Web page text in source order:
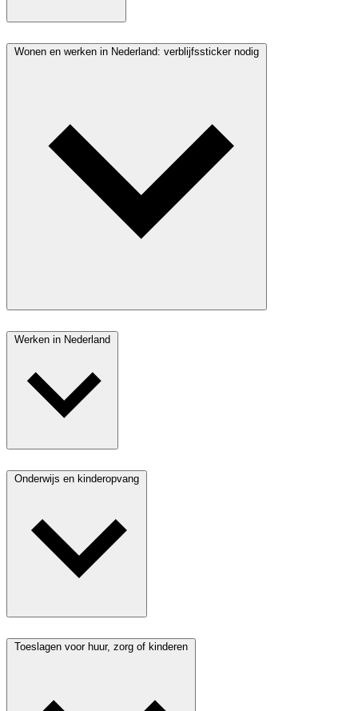
Wonen en werken in Nederland: verblijfssticker nodig
Werken in Nederland
Onderwijs en kinderopvang
Toeslagen voor huur, zorg of kinderen